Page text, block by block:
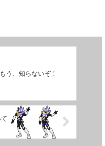
う、知らないぞ！